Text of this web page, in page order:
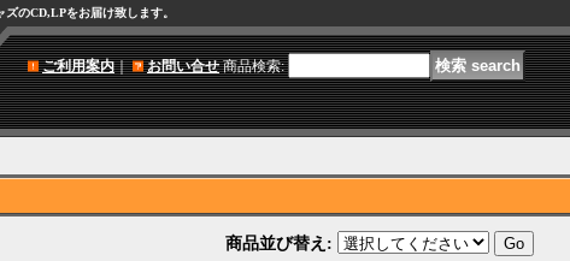
のCD,LPをお届け致します。
ご利用案内｜ お問い合せ 商品検索:
商品並び替え :